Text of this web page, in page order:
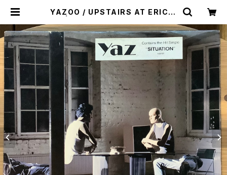
YAZOO / UPSTAIRS AT ERIC’S